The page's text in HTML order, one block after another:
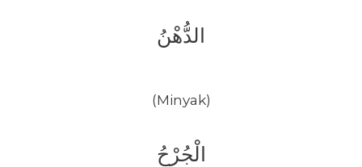
الدُّهْنُ
(Minyak)
الْجُرْحُ